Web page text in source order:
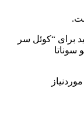
برای “کوئل سر